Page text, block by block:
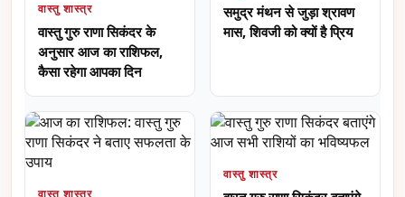
वास्तु शास्त्र
वास्तु गुरु राणा सिकंदर के
अनुसार आज का राशिफल,
कैसा रहेगा आपका दिन
समुद्र मंथन से जुड़ा श्रावण
मास, शिवजी को क्यों है प्रिय
वास्तु शास्त्र